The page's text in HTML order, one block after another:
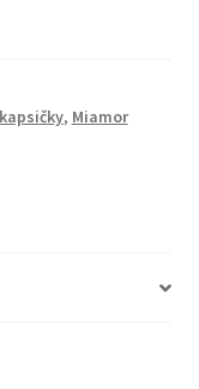
, Miamor